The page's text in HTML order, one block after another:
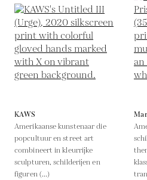
KAWS
Amerikaanse kunstenaar die
popcultuur en street art
combineert in kleurrijke
sculpturen, schilderijen en
figuren (...)